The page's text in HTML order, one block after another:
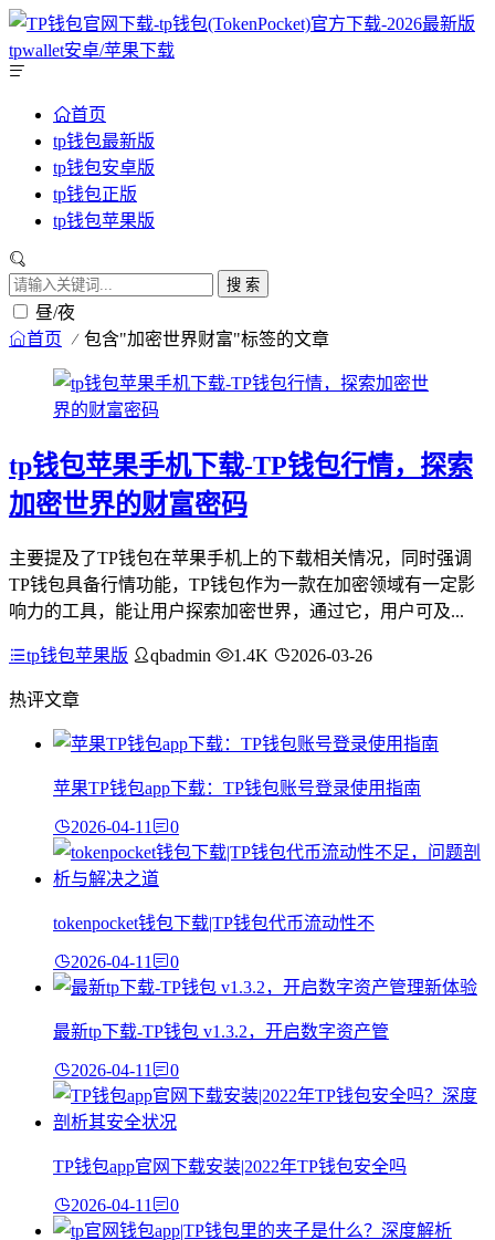
首页
tp钱包最新版
tp钱包安卓版
tp钱包正版
tp钱包苹果版
搜 索
昼/夜
首页 包含"加密世界财富"标签的文章
tp钱包苹果手机下载-TP钱包行情，探索
加密世界的财富密码
主要提及了TP钱包在苹果手机上的下载相关情况，同时强调
TP钱包具备行情功能，TP钱包作为一款在加密领域有一定影
响力的工具，能让用户探索加密世界，通过它，用户可及...
tp钱包苹果版 qbadmin 1.4K 2026-03-26
热评文章
苹果TP钱包app下载：TP钱包账号登录使用指南
2026-04-11 0
tokenpocket钱包下载|TP钱包代币流动性不
2026-04-11 0
最新tp下载-TP钱包 v1.3.2，开启数字资产管
2026-04-11 0
TP钱包app官网下载安装|2022年TP钱包安全吗
2026-04-11 0